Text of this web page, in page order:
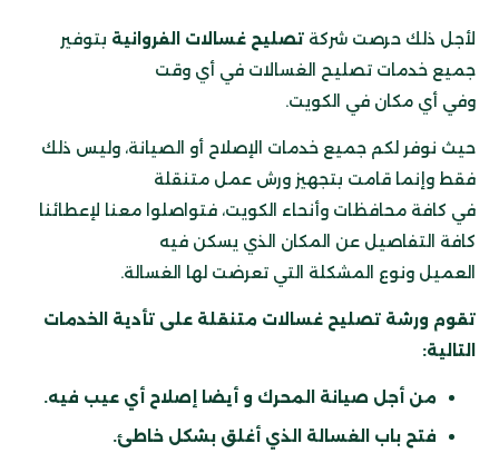
لأجل ذلك حرصت شركة تصليح غسالات الفروانية بتوفير
جميع خدمات تصليح الغسالات في أي وقت
وفي أي مكان في الكويت.
حيث نوفر لكم جميع خدمات الإصلاح أو الصيانة، وليس ذلك
فقط وإنما قامت بتجهيز ورش عمل متنقلة
في كافة محافظات وأنحاء الكويت، فتواصلوا معنا لإعطائنا
كافة التفاصيل عن المكان الذي يسكن فيه
العميل ونوع المشكلة التي تعرضت لها الغسالة.
تقوم ورشة تصليح غسالات متنقلة على تأدية الخدمات
التالية:
من أجل صيانة المحرك و أيضا إصلاح أي عيب فيه.
فتح باب الغسالة الذي أغلق بشكل خاطئ.